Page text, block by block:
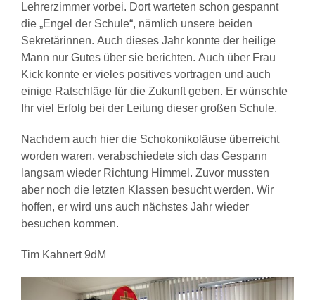
Lehrerzimmer vorbei. Dort warteten schon gespannt
die „Engel der Schule“, nämlich unsere beiden
Sekretärinnen. Auch dieses Jahr konnte der heilige
Mann nur Gutes über sie berichten. Auch über Frau
Kick konnte er vieles positives vortragen und auch
einige Ratschläge für die Zukunft geben. Er wünschte
Ihr viel Erfolg bei der Leitung dieser großen Schule.
Nachdem auch hier die Schokonikoläuse überreicht
worden waren, verabschiedete sich das Gespann
langsam wieder Richtung Himmel. Zuvor mussten
aber noch die letzten Klassen besucht werden. Wir
hoffen, er wird uns auch nächstes Jahr wieder
besuchen kommen.
Tim Kahnert 9dM